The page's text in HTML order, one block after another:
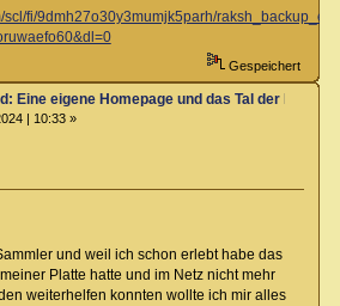
scl/fi/9dmh27o30y3mumjk5parh/
Gespeichert
Eine eigene Homepage und das Tal der Klagen
| 10:33 »
und weil ich schon erlebt habe das
Platte hatte und im Netz nicht mehr
weiterhelfen konnten wollte ich mir alles